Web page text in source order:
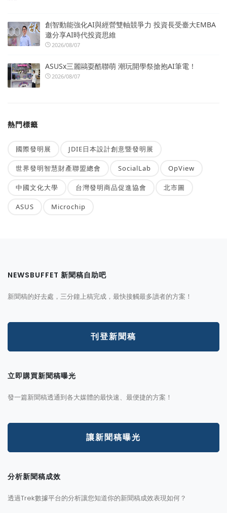
創智動能強化AI與經營雙軸競爭力 投資長受臺大EMBA
邀分享AI時代投資思維
2026/08/07
ASUSx三麗鷗耍酷聯萌 潮玩開學祭搶抱AI筆電！
2026/08/07
熱門標籤
國際發明展 JDIE日本設計創意暨發明展
世界發明智慧財產聯盟總會 SocialLab OpView
中國文化大學 台灣發明商品促進協會 北市圖
ASUS Microchip
NEWSBUFFET 新聞稿自助吧
新聞稿的好去處，三分鐘上稿完成，最快接觸最多讀者的方案！
刊登新聞稿
立即購買新聞稿曝光
發一篇新聞稿透通到各大媒體的最快速、最便捷的方案！
讓新聞稿曝光
分析新聞稿成效
透過Trek數據平台的分析讓您知道你的新聞稿成效表現如何？